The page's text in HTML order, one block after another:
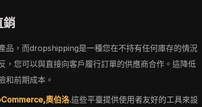
銷
品，而dropshipping是一種您在不持有任何庫存的情況
，您可以與直接向客戶履行訂單的供應商合作。這降低
和前期成本。
,奧伯洛.這些平臺提供使用者友好的工具來設